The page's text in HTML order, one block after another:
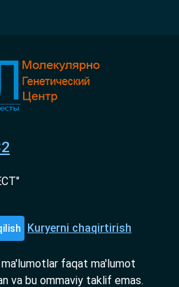
Kuryerni chaqirtirish
faqat ma'lumot
va bu ommaviy taklif emas.